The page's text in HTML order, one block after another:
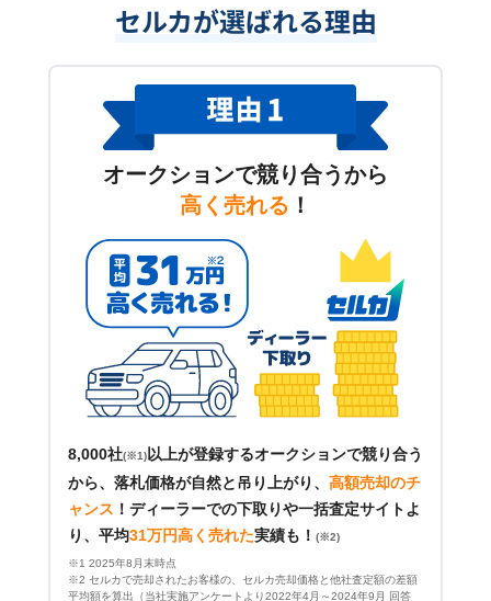
セルカが選ばれる理由
オークションで競り合うから
高く売れる ！
8,000社(※1) 以上が登録するオークションで競り合う
から、落札価格が自然と吊り上がり、 高額売却のチ
ャンス ！ ディーラーでの下取りや一括査定サイトよ
り、平均31万円高く売れた実績も！ (※2)
※1 2025年8月末時点
※2 セルカで売却されたお客様の、セルカ売却価格と他社査定額の差額
平均額を算出（当社実施アンケートより2022年4月～2024年9月 回答